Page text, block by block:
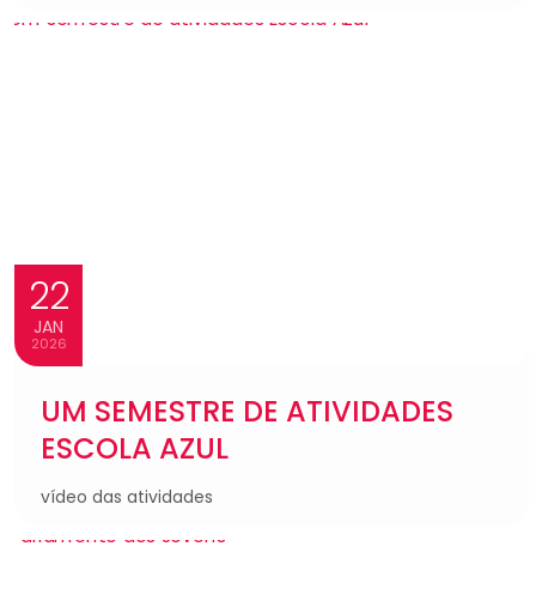
22
JAN
2026
UM SEMESTRE DE ATIVIDADES
ESCOLA AZUL
vídeo das atividades